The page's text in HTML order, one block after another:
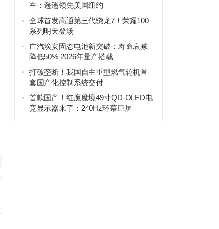
军：遥遥领先美国纽约
全球首发高通第三代骁龙7！荣耀100
系列明天登场
广汽埃安固态电池新突破：寿命衰减
降低50% 2026年量产搭载
打破垄断！我国自主重型燃气轮机首
套国产化控制系统交付
首款国产！红魔魔境49寸QD-OLED电
竞显示器来了：240Hz环幕巨屏